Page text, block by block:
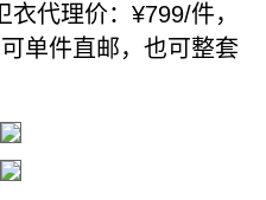
代理价：¥799/件，
单件直邮，也可整套